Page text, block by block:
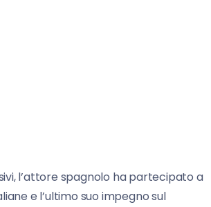
l’attore spagnolo ha partecipato a
e l’ultimo suo impegno sul